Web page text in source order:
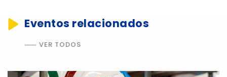
Eventos relacionados
VER TODOS